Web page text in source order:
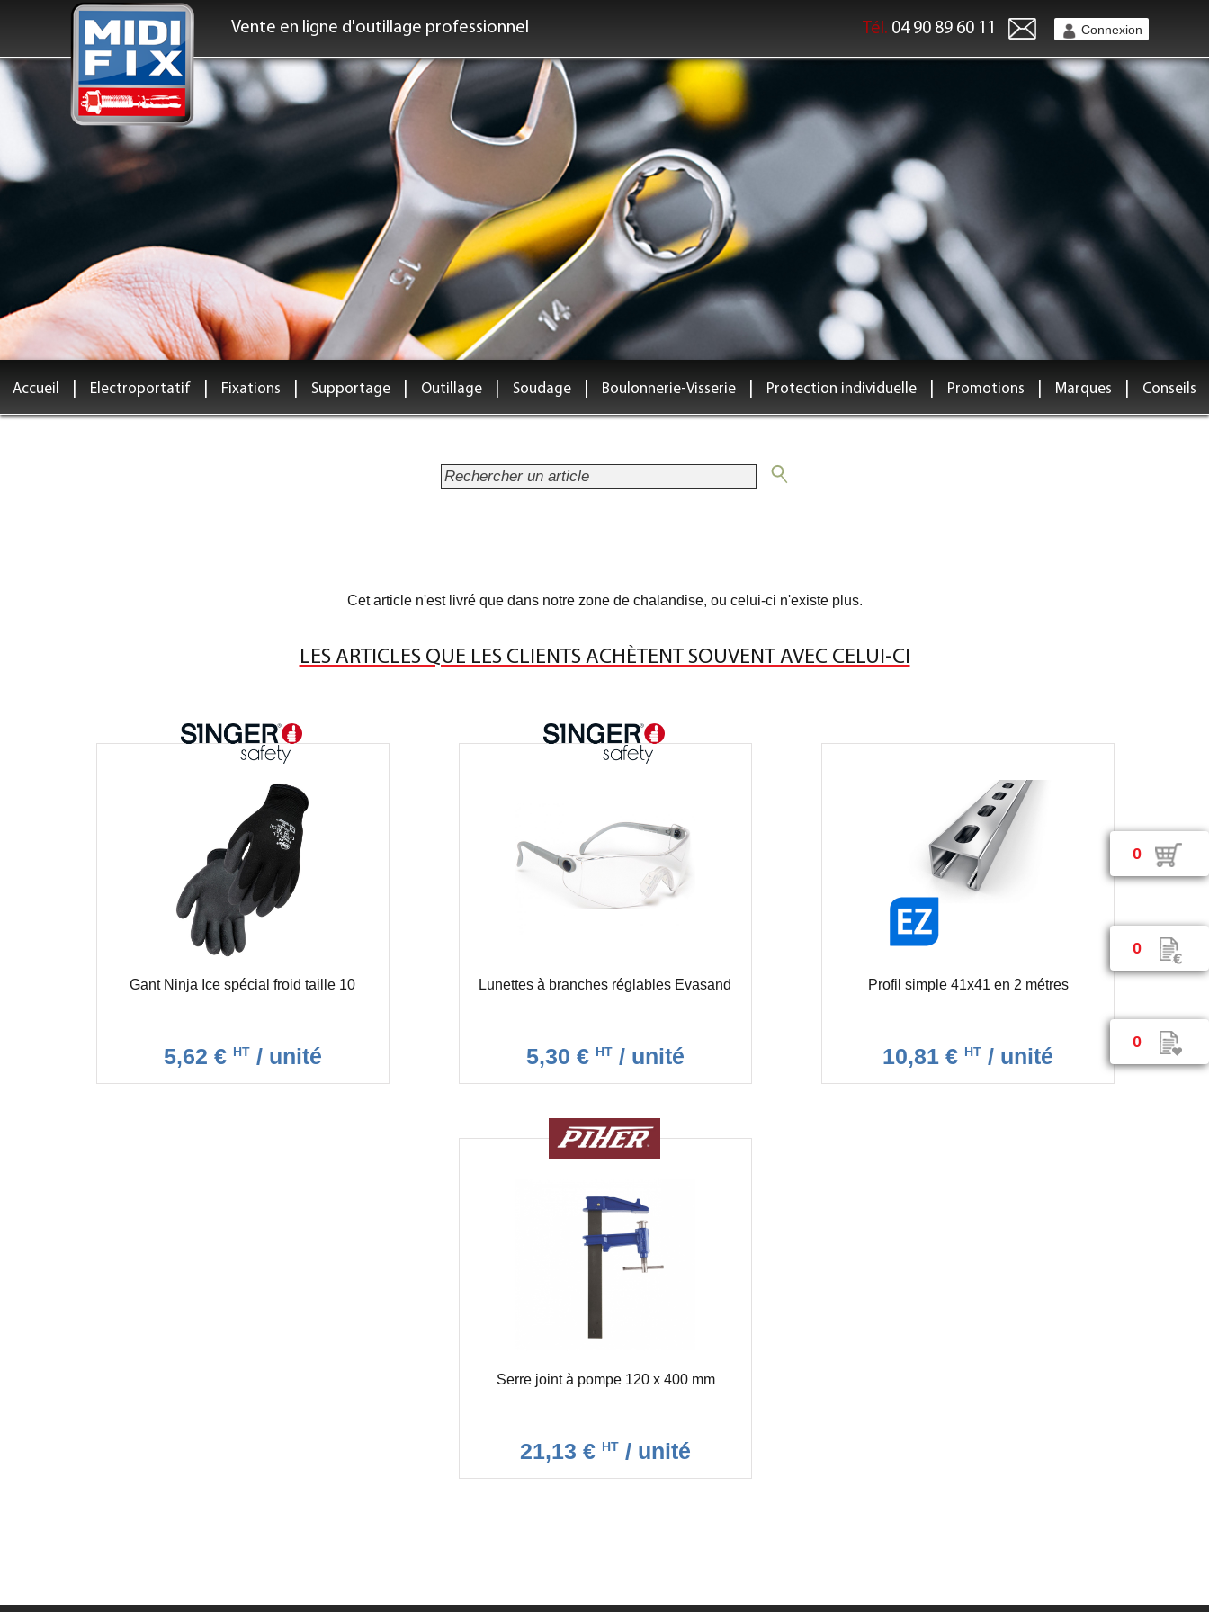
Vente en ligne d'outillage professionnel Connexion
Tél. 04 90 89 60 11
0
0
0
Accueil Electroportatif Fixations Supportage Outillage Soudage Boulonnerie-Visserie Protection individuelle Promotions Marques Conseils
Cet article n'est livré que dans notre zone de chalandise, ou celui-ci n'existe plus.
LES ARTICLES QUE LES CLIENTS ACHÈTENT SOUVENT AVEC CELUI-CI
Gant Ninja Ice spécial froid taille 10
5,62 € HT/ unité
Lunettes à branches réglables Evasand
5,30 € HT/ unité
Profil simple 41x41 en 2 métres
10,81 € HT / unité
Serre joint à pompe 120 x 400 mm
21,13 € HT / unité